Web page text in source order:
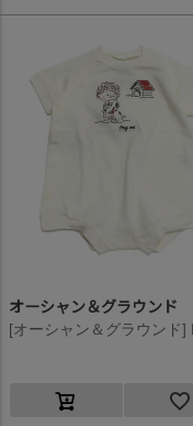
オーシャン＆グラウンド